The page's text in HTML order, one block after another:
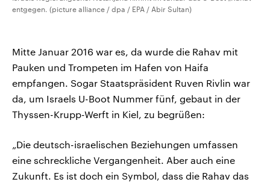
entgegen. (picture alliance / dpa / EPA / Abir Sultan)
Mitte Januar 2016 war es, da wurde die Rahav mit
Pauken und Trompeten im Hafen von Haifa
empfangen. Sogar Staatspräsident Ruven Rivlin war
da, um Israels U-Boot Nummer fünf, gebaut in der
Thyssen-Krupp-Werft in Kiel, zu begrüßen:
„Die deutsch-israelischen Beziehungen umfassen
eine schreckliche Vergangenheit. Aber auch eine
Zukunft. Es ist doch ein Symbol, dass die Rahav das